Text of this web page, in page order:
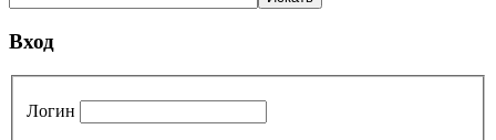
Вход
Логин